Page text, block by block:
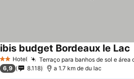
2 Estrelas
Hotel Terraço para banhos de sol e área
ibis budget Bordeaux le Lac
6,9 8.118 a 1.7 km de du lac